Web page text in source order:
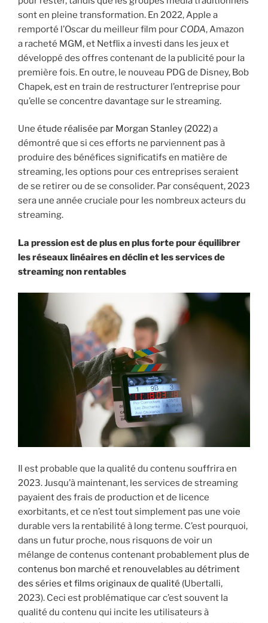
sont en pleine transformation. En 2022, Apple a
remporté l’Oscar du meilleur film pour CODA, Amazon
a racheté MGM, et Netflix a investi dans les jeux et
développé des offres contenant de la publicité pour la
première fois. En outre, le nouveau PDG de Disney, Bob
Chapek, est en train de restructurer l’entreprise pour
qu’elle se concentre davantage sur le streaming.
Une étude réalisée par Morgan Stanley (2022)a
démontré que si ces efforts ne parviennent pas à
produire des bénéfices significatifs en matière de
streaming, les options pour ces entreprises seraient
de se retirer ou de se consolider. Par conséquent, 2023
sera une année cruciale pour les nombreux acteurs du
streaming.
La pression est de plus en plus forte pour équilibrer
les réseaux linéaires en déclin et les services de
streaming non rentables
Il est probable que la qualité du contenu souffrira en
2023. Jusqu’à maintenant, les services de streaming
payaient des frais de production et de licence
exorbitants, et ce n’est tout simplement pas une voie
durable vers la rentabilité à long terme. C’est pourquoi,
dans un futur proche, nous risquons de voir un
mélange de contenus contenant probablement plus de
contenus bon marché et renouvelables au détriment
des séries et films originaux de qualité (Ubertalli,
2023). Ceci est problématique car c’est souvent la
qualité du contenu qui incite les utilisateurs à